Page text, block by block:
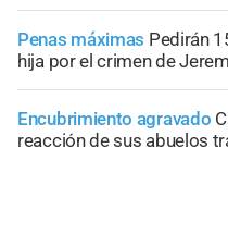
Penas máximas Pedirán
hija por el crimen de
Encubrimiento agravado
reacción de sus abuelos